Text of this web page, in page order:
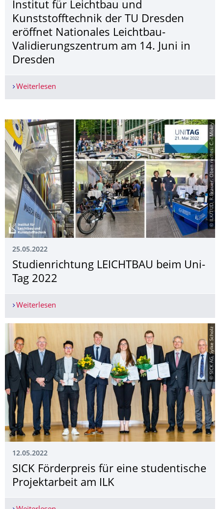
Institut für Leichtbau und
Kunststofftechnik der TU Dresden
eröffnet Nationales Leichtbau-
Validierungszen­trum am 14. Juni in
Dresden
Weiterlesen
© ILK/TUD, R.Bräuer. Oben rechts: C.-I.Mokry
25.05.2022
Studienrichtung LEICHTBAU beim Uni-
Tag 2022
Weiterlesen
© SICK AG, Sylke Scholz
12.05.2022
SICK Förderpreis für eine studentische
Projektarbeit am ILK